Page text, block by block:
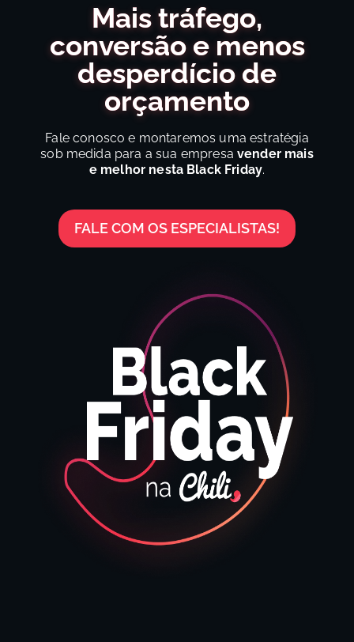
Mais tráfego,
conversão e menos
desperdício de
orçamento
Fale conosco e montaremos uma estratégia
sob medida para a sua empresavender mais
e melhor nesta Black Friday.
FALE COM OS ESPECIALISTAS!